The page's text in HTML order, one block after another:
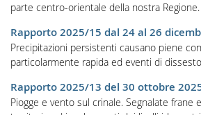
parte centro-orientale della nostra Regione.
Rapporto 2025/15 dal 24 al 26
Precipitazioni persistenti causano piene
particolarmente rapida ed eventi di
Rapporto 2025/13 del 30 ottobre
Piogge e vento sul crinale. Segnalate frane